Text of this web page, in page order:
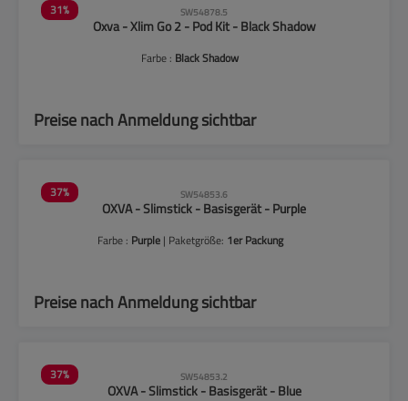
31% SW54878.5
Oxva - Xlim Go 2 - Pod Kit - Black Shadow
Farbe : Black Shadow
Preise nach Anmeldung sichtbar
37% SW54853.6
OXVA - Slimstick - Basisgerät - Purple
Farbe : Purple | Paketgröße: 1er Packung
Preise nach Anmeldung sichtbar
37% SW54853.2
OXVA - Slimstick - Basisgerät - Blue